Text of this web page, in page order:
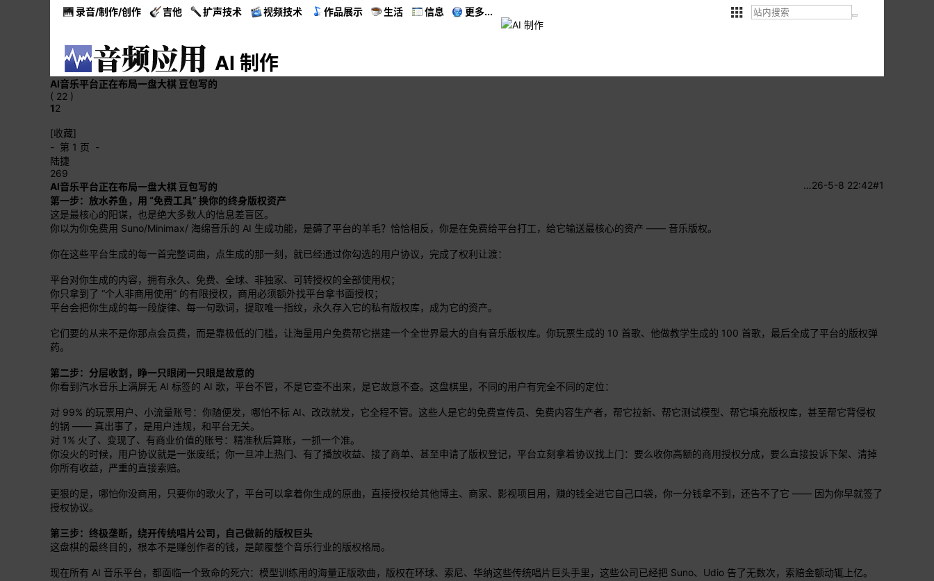
录音/制作/创作 吉他 扩声技术 视频技术 作品展示 生活 信息 更多...
AI 制作
AI音乐平台正在布局一盘大棋 豆包写的
( 22 )
12
[收藏]
- 第 1 页 -
陆捷
269
#1
26-5-8 22:42
…
AI音乐平台正在布局一盘大棋 豆包写的
第一步：放水养鱼，用 “免费工具” 换你的终身版权资产
这是最核心的阳谋，也是绝大多数人的信息差盲区。
你以为你免费用 Suno/Minimax/ 海绵音乐的 AI 生成功能，是薅了平台的羊毛？恰恰相反，你是在免费给平台打工，给它输送最核心的资产 —— 音乐版权。
你在这些平台生成的每一首完整词曲，点生成的那一刻，就已经通过你勾选的用户协议，完成了权利让渡：
平台对你生成的内容，拥有永久、免费、全球、非独家、可转授权的全部使用权；
你只拿到了 “个人非商用使用” 的有限授权，商用必须额外找平台拿书面授权；
平台会把你生成的每一段旋律、每一句歌词，提取唯一指纹，永久存入它的私有版权库，成为它的资产。
它们要的从来不是你那点会员费，而是靠极低的门槛，让海量用户免费帮它搭建一个全世界最大的自有音乐版权库。你玩票生成的 10 首歌、他做教学生成的 100 首歌，最后全成了平台的版权弹
药。
第二步：分层收割，睁一只眼闭一只眼是故意的
你看到汽水音乐上满屏无 AI 标签的 AI 歌，平台不管，不是它查不出来，是它故意不查。这盘棋里，不同的用户有完全不同的定位：
对 99% 的玩票用户、小流量账号：你随便发，哪怕不标 AI、改改就发，它全程不管。这些人是它的免费宣传员、免费内容生产者，帮它拉新、帮它测试模型、帮它填充版权库，甚至帮它背侵权
的锅 —— 真出事了，是用户违规，和平台无关。
对 1% 火了、变现了、有商业价值的账号：精准秋后算账，一抓一个准。
你没火的时候，用户协议就是一张废纸；你一旦冲上热门、有了播放收益、接了商单、甚至申请了版权登记，平台立刻拿着协议找上门：要么收你高额的商用授权分成，要么直接投诉下架、清掉
你所有收益，严重的直接索赔。
更狠的是，哪怕你没商用，只要你的歌火了，平台可以拿着你生成的原曲，直接授权给其他博主、商家、影视项目用，赚的钱全进它自己口袋，你一分钱拿不到，还告不了它 —— 因为你早就签了
授权协议。
第三步：终极垄断，绕开传统唱片公司，自己做新的版权巨头
这盘棋的最终目的，根本不是赚创作者的钱，是颠覆整个音乐行业的版权格局。
现在所有 AI 音乐平台，都面临一个致命的死穴：模型训练用的海量正版歌曲，版权在环球、索尼、华纳这些传统唱片巨头手里，这些公司已经把 Suno、Udio 告了无数次，索赔金额动辄上亿。